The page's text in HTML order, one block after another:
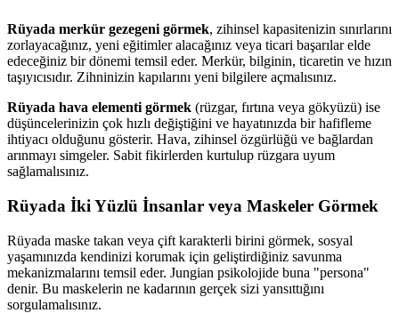
Rüyada merkür gezegeni görmek, zihinsel kapasitenizin sınırlarını
zorlayacağınız, yeni eğitimler alacağınız veya ticari başarılar elde
edeceğiniz bir dönemi temsil eder. Merkür, bilginin, ticaretin ve hızın
taşıyıcısıdır. Zihninizin kapılarını yeni bilgilere açmalısınız.
Rüyada hava elementi görmek (rüzgar, fırtına veya gökyüzü) ise
düşüncelerinizin çok hızlı değiştiğini ve hayatınızda bir hafifleme
ihtiyacı olduğunu gösterir. Hava, zihinsel özgürlüğü ve bağlardan
arınmayı simgeler. Sabit fikirlerden kurtulup rüzgara uyum
sağlamalısınız.
Rüyada İki Yüzlü İnsanlar veya Maskeler Görmek
Rüyada maske takan veya çift karakterli birini görmek, sosyal
yaşamınızda kendinizi korumak için geliştirdiğiniz savunma
mekanizmalarını temsil eder. Jungian psikolojide buna "persona"
denir. Bu maskelerin ne kadarının gerçek sizi yansıttığını
sorgulamalısınız.